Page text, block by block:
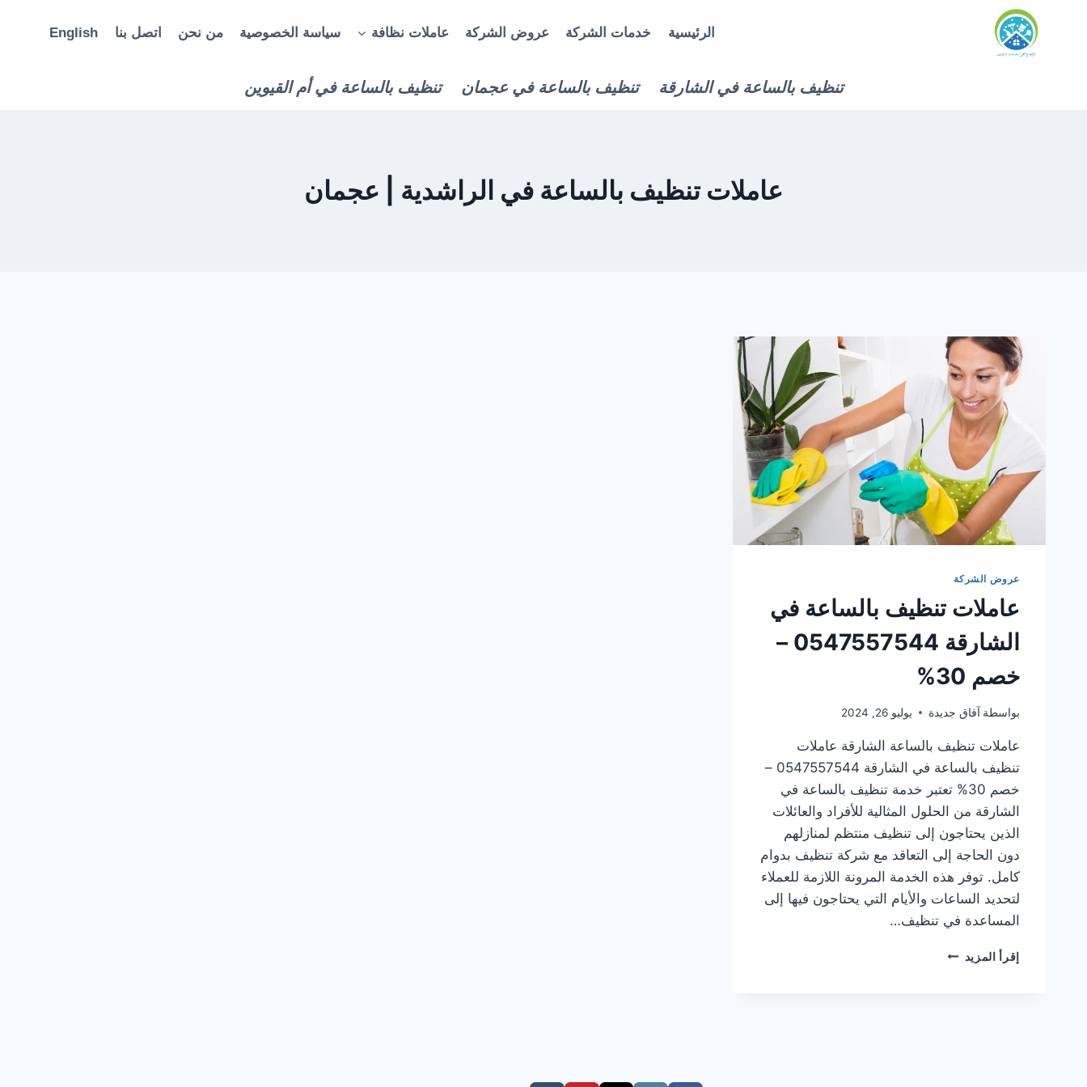
الرئيسية خدمات الشركة عروض الشركة عاملات نظافة سياسة الخصوصية من نحن اتصل بنا English
تنظيف بالساعة في الشارقة تنظيف بالساعة في عجمان تنظيف بالساعة في أم القيوين
عاملات تنظيف بالساعة في الراشدية | عجمان
عروض الشركة
عاملات تنظيف بالساعة في
الشارقة 0547557544 –
خصم 30%
بواسطة آفاق جديدة يوليو 26, 2024
عاملات تنظيف بالساعة الشارقة عاملات
تنظيف بالساعة في الشارقة 0547557544 –
خصم 30% تعتبر خدمة تنظيف بالساعة في
الشارقة من الحلول المثالية للأفراد والعائلات
الذين يحتاجون إلى تنظيف منتظم لمنازلهم
دون الحاجة إلى التعاقد مع شركة تنظيف بدوام
كامل. توفر هذه الخدمة المرونة اللازمة للعملاء
لتحديد الساعات والأيام التي يحتاجون فيها إلى
المساعدة في تنظيف…
إقرأ المزيد عاملات